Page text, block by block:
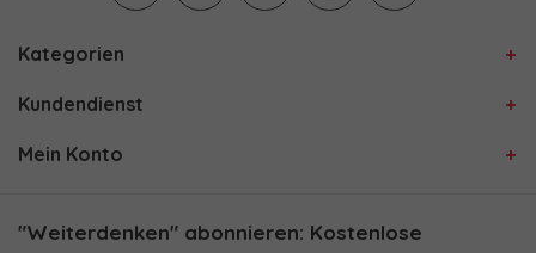
Kategorien
Kundendienst
Mein Konto
"Weiterdenken" abonnieren: Kostenlose